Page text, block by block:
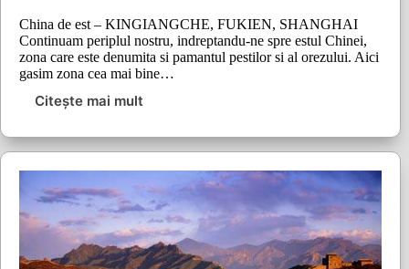
China de est – KINGIANGCHE, FUKIEN, SHANGHAI
Continuam periplul nostru, indreptandu-ne spre estul Chinei,
zona care este denumita si pamantul pestilor si al orezului. Aici
gasim zona cea mai bine…
Citește mai mult
Culinaria
periplu
lumii
(2)